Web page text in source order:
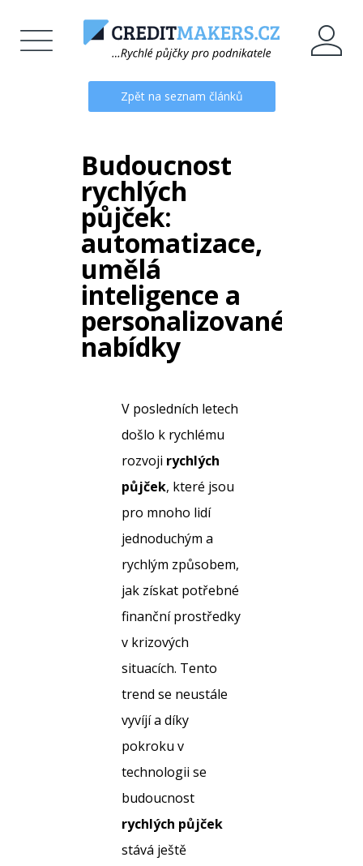
Zpět na seznam článků
Budoucnost
rychlých
půjček:
automatizace,
umělá
inteligence a
personalizované
nabídky
V posledních letech
došlo k rychlému
rozvoji rychlých
půjček, které jsou
pro mnoho lidí
jednoduchým a
rychlým způsobem,
jak získat potřebné
finanční prostředky
v krizových
situacích. Tento
trend se neustále
vyvíjí a díky
pokroku v
technologii se
budoucnost
rychlých půjček
stává ještě